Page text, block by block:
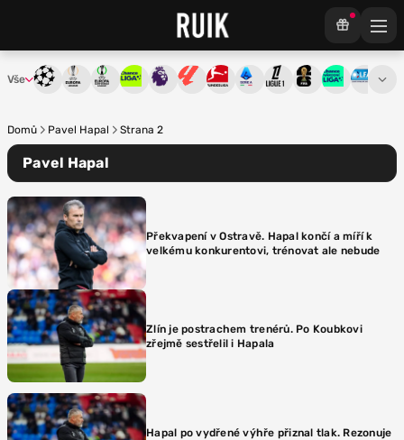
Vše Liga mistrůEvropská liga
Konferenční liga
Chance ligaPremier League
La LigaBundesliga
Serie ALigue 1Mistrovství světa
Chance3. ČFL
Domů Pavel Hapal Strana 2
Pavel Hapal
Překvapení v Ostravě. Hapal končí a míří k
velkému konkurentovi, trénovat ale nebude
Zlín je postrachem trenérů. Po Koubkovi
zřejmě sestřelil i Hapala
Hapal po vydřené výhře přiznal tlak. Rezonuje